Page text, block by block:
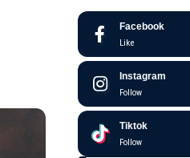
Facebook
Like
Instagram
Follow
Tiktok
Follow